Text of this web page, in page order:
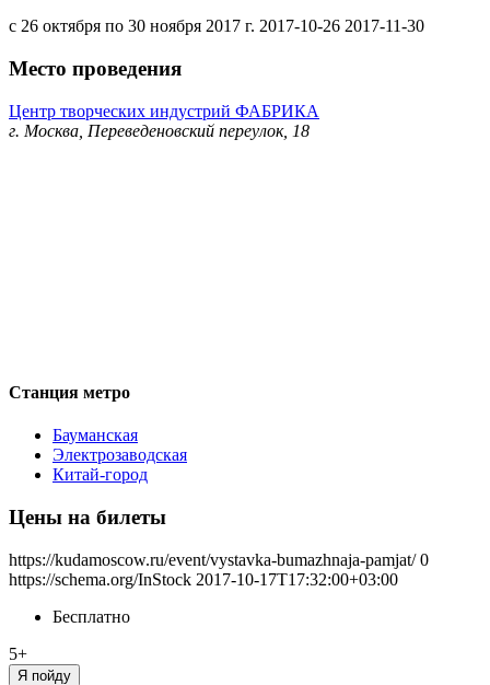
с 26 октября по 30 ноября 2017 г. 2017-10-26 2017-11-30
Место проведения
Центр творческих индустрий ФАБРИКА
г. Москва, Переведеновский переулок, 18
Станция метро
Бауманская
Электрозаводская
Китай-город
Цены на билеты
https://kudamoscow.ru/event/vystavka-bumazhnaja-pamjat/ 0
https://schema.org/InStock 2017-10-17T17:32:00+03:00
Бесплатно
5+
Я пойду